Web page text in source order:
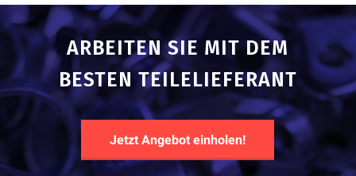
ARBEITEN SIE MIT DEM
BESTEN TEILELIEFERANT
Jetzt Angebot einholen!